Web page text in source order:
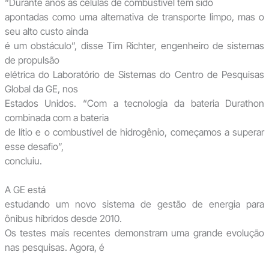
“Durante anos as células de combustível têm sido
apontadas como uma alternativa de transporte limpo, mas o
seu alto custo ainda
é um obstáculo”, disse Tim Richter, engenheiro de sistemas
de propulsão
elétrica do Laboratório de Sistemas do Centro de Pesquisas
Global da GE, nos
Estados Unidos. “Com a tecnologia da bateria Durathon
combinada com a bateria
de lítio e o combustível de hidrogênio, começamos a superar
esse desafio”,
concluiu.
A GE está
estudando um novo sistema de gestão de energia para
ônibus híbridos desde 2010.
Os testes mais recentes demonstram uma grande evolução
nas pesquisas. Agora, é